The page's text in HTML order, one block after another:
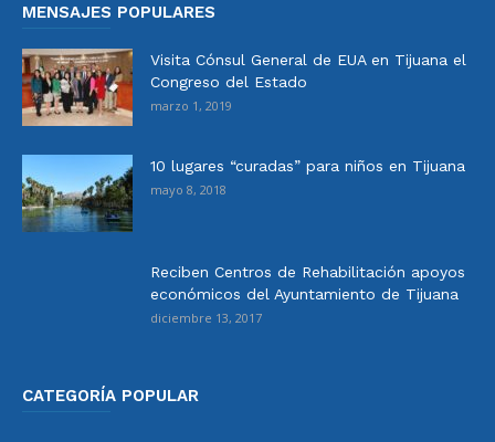
MENSAJES POPULARES
Visita Cónsul General de EUA en Tijuana el
Congreso del Estado
marzo 1, 2019
10 lugares “curadas” para niños en Tijuana
mayo 8, 2018
Reciben Centros de Rehabilitación apoyos
económicos del Ayuntamiento de Tijuana
diciembre 13, 2017
CATEGORÍA POPULAR